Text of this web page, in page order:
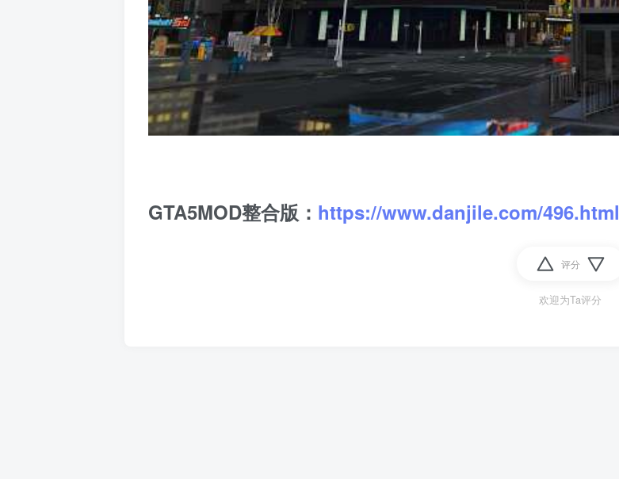
GTA5MOD整合版： https://www.danjile.com/496.html
评分
欢迎为Ta评分